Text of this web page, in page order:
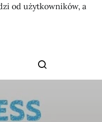
od użytkowników, a